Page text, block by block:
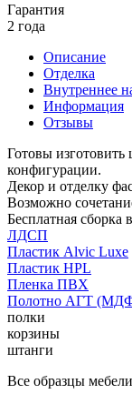
Гарантия
2 года
Описание
Отделка
Внутреннее
Информация
Отзывы
Готовы
конфигурации.
Декор и отделку
Возможно
Бесплатная сборка
ЛДСП
Пластик Alvic Luxe
Пластик HPL
Пленка ПВХ
Полотно АГТ
полки
корзины
штанги
Все образцы